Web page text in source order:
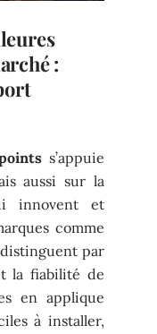
:
s’appuie
aussi sur la
innovent et
comme
par
la fiabilité de
en applique
à installer,